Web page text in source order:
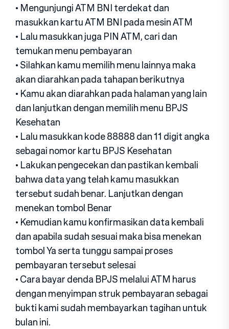
• Mengunjungi ATM BNI terdekat dan
masukkan kartu ATM BNI pada mesin ATM
• Lalu masukkan juga PIN ATM, cari dan
temukan menu pembayaran
• Silahkan kamu memilih menu lainnya maka
akan diarahkan pada tahapan berikutnya
• Kamu akan diarahkan pada halaman yang lain
dan lanjutkan dengan memilih menu BPJS
Kesehatan
• Lalu masukkan kode 88888 dan 11 digit angka
sebagai nomor kartu BPJS Kesehatan
• Lakukan pengecekan dan pastikan kembali
bahwa data yang telah kamu masukkan
tersebut sudah benar. Lanjutkan dengan
menekan tombol Benar
• Kemudian kamu konfirmasikan data kembali
dan apabila sudah sesuai maka bisa menekan
tombol Ya serta tunggu sampai proses
pembayaran tersebut selesai
• Cara bayar denda BPJS melalui ATM harus
dengan menyimpan struk pembayaran sebagai
bukti kami sudah membayarkan tagihan untuk
bulan ini.